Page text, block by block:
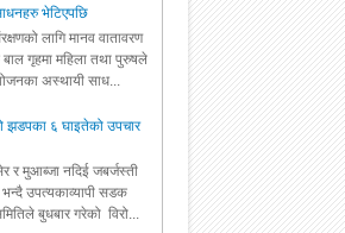
भेटिएपछि
लागि मानव वातावरण
गृहमा महिला तथा पुरुषले
अस्थायी साध...
झडपका ६ घाइतेको उपचार
र मुआब्जा नदिई जबर्जस्ती
उपत्यकाव्यापी सडक
बुधबार गरेको विरो...